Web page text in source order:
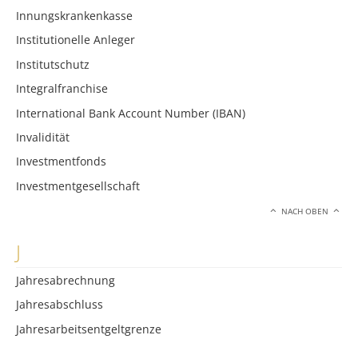
Innungskrankenkasse
Institutionelle Anleger
Institutschutz
Integralfranchise
International Bank Account Number (IBAN)
Invalidität
Investmentfonds
Investmentgesellschaft
NACH OBEN
J
Jahresabrechnung
Jahresabschluss
Jahresarbeitsentgeltgrenze